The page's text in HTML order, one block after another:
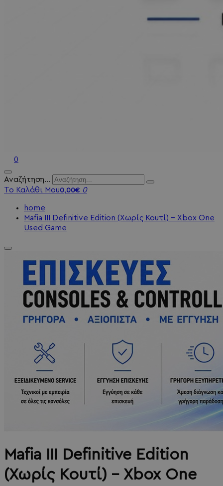
0
Αναζήτηση...
Το Καλάθι Μου0,00€ 0
home
Mafia III Definitive Edition (Χωρίς Κουτί) - Xbox One
Used Game
Mafia III Definitive Edition
(Χωρίς Κουτί) - Xbox One